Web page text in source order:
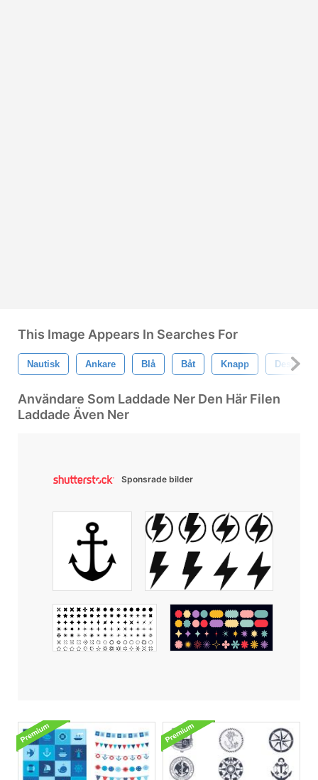
This Image Appears In Searches For
Nautisk Ankare Blå Båt Knapp Design
Användare Som Laddade Ner Den Här Filen
Laddade Även Ner
Sponsrade bilder